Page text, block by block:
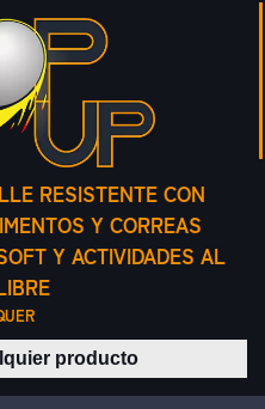
RESISTENTE CON
Y CORREAS
Y ACTIVIDADES AL
productos